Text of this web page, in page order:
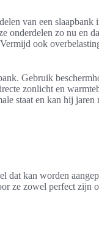
van een slaapbank
onderdelen zo nu en
ook
Gebruik
zonlicht en
staat en kan hij jaren
dat kan worden
ze zowel perfect zijn